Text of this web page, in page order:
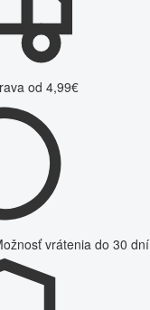
od 4,99€
vrátenia do 30 dní